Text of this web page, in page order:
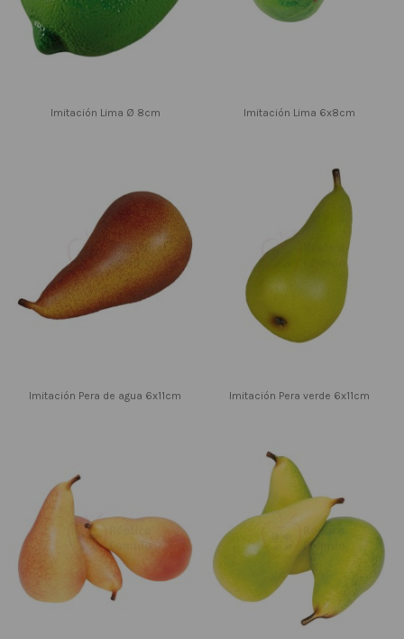
Imitación Lima Ø 8cm Imitación Lima 6x8cm
Imitación Pera de agua 6x11cm Imitación Pera verde 6x11cm